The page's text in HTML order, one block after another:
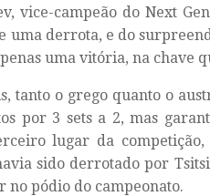
vice-campeão do Next
uma derrota, e do
uma vitória, na chave
tanto o grego quanto o
por 3 sets a 2, mas
lugar da
sido derrotado por
no pódio do campeonato.